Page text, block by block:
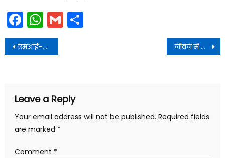
Facebook
WhatsApp
Gmail
Post
navigation
एमआई-8टी हेलीकॉप्टर लापता, 22 लोग हैं सवार जीवन में पौष्टिक भोजन का विशेष महत्व-बंशीधर तिवार
Leave a Reply
Your email address will not be published. Required fields
are marked *
Comment *